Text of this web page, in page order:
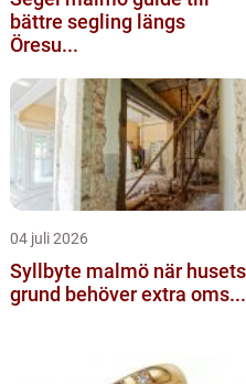
bättre segling längs
Öresu...
04 juli 2026
Syllbyte malmö när husets
grund behöver extra oms...